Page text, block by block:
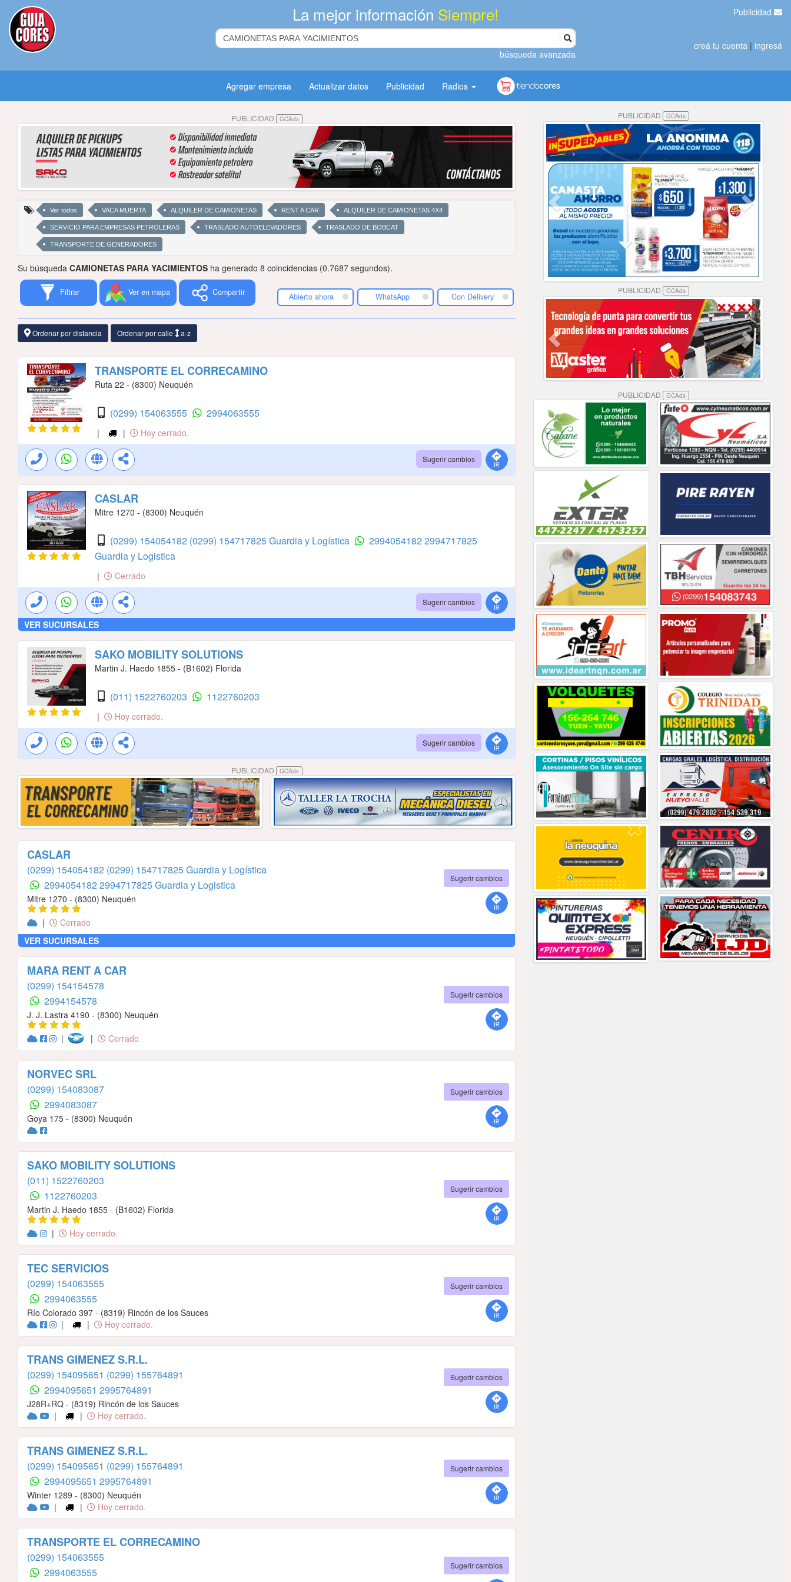
La mejor información Siempre!
búsqueda avanzada
Publicidad
creá tu cuenta | ingresá
Agregar empresa Actualizar datos Publicidad Radios
PUBLICIDAD GCAds
Ver todos VACA MUERTA ALQUILER DE CAMIONETAS RENT A CAR ALQUILER DE CAMIONETAS 4X4
SERVICIO PARA EMPRESAS PETROLERAS TRASLADO AUTOELEVADORES TRASLADO DE BOBCAT
TRANSPORTE DE GENERADORES
Su búsqueda CAMIONETAS PARA YACIMIENTOS ha generado 8 coincidencias (0.7687 segundos).
Filtrar Ver en mapa Compartir Abierto ahora WhatsApp Con Delivery
Ordenar por distancia Ordenar por calle a-z
TRANSPORTE EL CORRECAMINO
Ruta 22 - (8300) Neuquén
(0299) 154063555 2994063555
| | Hoy cerrado.
Sugerir cambios
CASLAR
Mitre 1270 - (8300) Neuquén
(0299) 154054182 (0299) 154717825 Guardia y Logística 2994054182 2994717825
Guardia y Logistica
| Cerrado
Sugerir cambios
VER SUCURSALES
SAKO MOBILITY SOLUTIONS
Martin J. Haedo 1855 - (B1602) Florida
(011) 1522760203 1122760203
| Hoy cerrado.
Sugerir cambios
PUBLICIDAD GCAds
CASLAR
(0299) 154054182 (0299) 154717825 Guardia y Logística
2994054182 2994717825 Guardia y Logistica
Mitre 1270 - (8300) Neuquén
|
Cerrado
Sugerir cambios
VER SUCURSALES
MARA RENT A CAR
(0299) 154154578
2994154578
J. J. Lastra 4190 - (8300) Neuquén
|
| Cerrado
Sugerir cambios
NORVEC SRL
(0299) 154083087
2994083087
Goya 175 - (8300) Neuquén
Sugerir cambios
SAKO MOBILITY SOLUTIONS
(011) 1522760203
1122760203
Martin J. Haedo 1855 - (B1602) Florida
|
Hoy cerrado.
Sugerir cambios
TEC SERVICIOS
(0299) 154063555
2994063555
Río Colorado 397 - (8319) Rincón de los Sauces
|
| Hoy cerrado.
Sugerir cambios
TRANS GIMENEZ S.R.L.
(0299) 154095651 (0299) 155764891
2994095651 2995764891
J28R+RQ - (8319) Rincón de los Sauces
|
| Hoy cerrado.
Sugerir cambios
TRANS GIMENEZ S.R.L.
(0299) 154095651 (0299) 155764891
2994095651 2995764891
Winter 1289 - (8300) Neuquén
|
| Hoy cerrado.
Sugerir cambios
TRANSPORTE EL CORRECAMINO
(0299) 154063555
2994063555
Sugerir cambios
PUBLICIDAD GCAds
PUBLICIDAD GCAds
PUBLICIDAD GCAds